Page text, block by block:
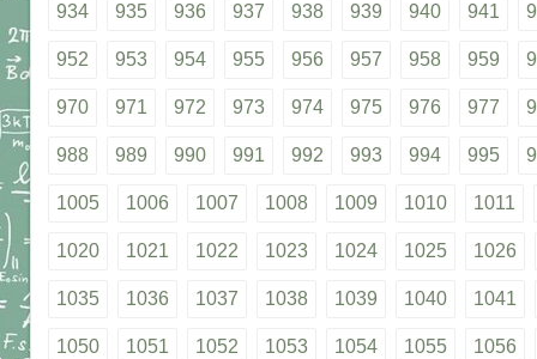
934 935 936 937 938 939 940 941
952 953 954 955 956 957 958 959
970 971 972 973 974 975 976 977
988 989 990 991 992 993 994 995
1005 1006 1007 1008 1009 1010 1011
1020 1021 1022 1023 1024 1025 1026
1035 1036 1037 1038 1039 1040 1041
1050 1051 1052 1053 1054 1055 1056